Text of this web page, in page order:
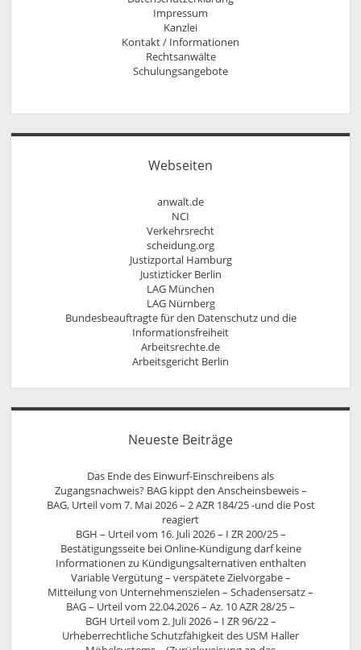
Impressum
Kanzlei
Kontakt / Informationen
Anfahrt
Informationen
Vollmacht
Rechtsanwälte
Rechtsanwalt Nils Pütz
Schulungsangebote
Rechtssicher im Internet – Wettbewerbsrecht,
Urheberrecht, Lizenzrecht, Äußerungsrecht,
Persönlichkeitsrecht
Webseiten
anwalt.de
NCI
Verkehrsrecht
scheidung.org
Justizportal Hamburg
Justizticker Berlin
LAG München
LAG Nürnberg
Bundesbeauftragte für den Datenschutz und die
Informationsfreiheit
Arbeitsrechte.de
Arbeitsgericht Berlin
Neueste Beiträge
Das Ende des Einwurf-Einschreibens als
Zugangsnachweis? BAG kippt den Anscheinsbeweis –
BAG, Urteil vom 7. Mai 2026 – 2 AZR 184/25 -und die Post
reagiert
BGH – Urteil vom 16. Juli 2026 – I ZR 200/25 –
Bestätigungsseite bei Online-Kündigung darf keine
Informationen zu Kündigungsalternativen enthalten
Variable Vergütung – verspätete Zielvorgabe –
Mitteilung von Unternehmenszielen – Schadensersatz –
BAG – Urteil vom 22.04.2026 – Az. 10 AZR 28/25 –
BGH Urteil vom 2. Juli 2026 – I ZR 96/22 –
Urheberrechtliche Schutzfähigkeit des USM Haller